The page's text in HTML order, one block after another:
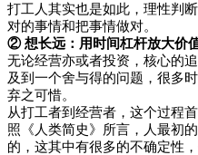
打工人其实也是如此，理性判
对的事情和把事情做对。
② 想长远：用时间杠杆放大价
无论经营亦或者投资，核心的
及到一个舍与得的问题，很多
弃之可惜。
从打工者到经营者，这个过程
照《人类简史》所言，人最初
的，这其中有很多的不确定性